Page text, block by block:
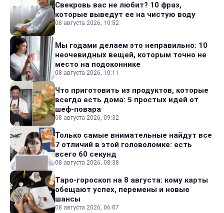
Свекровь вас не любит? 10 фраз,
которые выведут ее на чистую воду
08 августа 2026, 10:52
Мы годами делаем это неправильно: 10
неочевидных вещей, которым точно не
место на подоконнике
08 августа 2026, 10:11
Что приготовить из продуктов, которые
всегда есть дома: 5 простых идей от
шеф-повара
08 августа 2026, 09:32
Только самые внимательные найдут все
7 отличий в этой головоломке: есть
всего 60 секунд
08 августа 2026, 08:38
Таро-гороскоп на 8 августа: кому карты
обещают успех, перемены и новые
шансы
08 августа 2026, 06:07